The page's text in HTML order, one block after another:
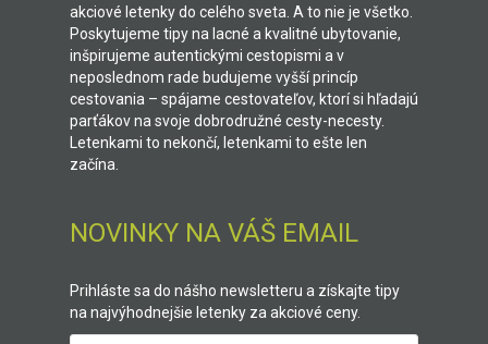
akciové letenky do celého sveta. A to nie je všetko.
Poskytujeme tipy na lacné a kvalitné ubytovanie,
inšpirujeme autentickými cestopismi a v
neposlednom rade budujeme vyšší princíp
cestovania – spájame cestovateľov, ktorí si hľadajú
parťákov na svoje dobrodružné cesty-necesty.
Letenkami to nekončí, letenkami to ešte len
začína.
NOVINKY NA VÁŠ EMAIL
Prihláste sa do nášho newsletteru a získajte tipy
na najvýhodnejšie letenky za akciové ceny.